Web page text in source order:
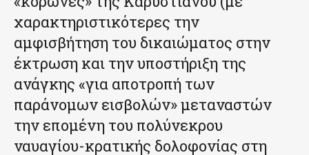
χαρακτηριστικότερες την
αμφισβήτηση του δικαιώματος στην
έκτρωση και την υποστήριξη της
ανάγκης «για αποτροπή των
παράνομων εισβολών» μεταναστών
την επομένη του πολύνεκρου
ναυαγίου-κρατικής δολοφονίας στη